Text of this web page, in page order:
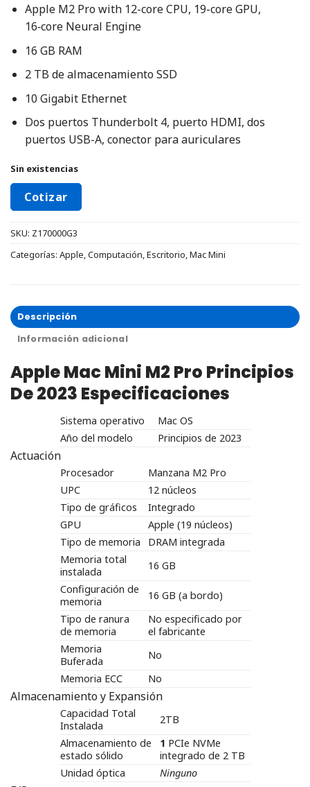
Apple M2 Pro with 12-core CPU, 19-core GPU,
16‑core Neural Engine
16 GB RAM
2 TB de almacenamiento SSD
10 Gigabit Ethernet
Dos puertos Thunderbolt 4, puerto HDMI, dos
puertos USB-A, conector para auriculares
Sin existencias
Cotizar
SKU: Z170000G3
Categorías: Apple,Computación,Escritorio,Mac Mini
Descripción
Información adicional
Apple Mac Mini M2 Pro Principios
De 2023 Especificaciones
Sistema operativo
Mac OS
Año del modelo
Principios de 2023
Actuación
Procesador
Manzana M2 Pro
UPC
12 núcleos
Tipo de gráficos
Integrado
GPU
Apple (19 núcleos)
Tipo de memoria
DRAM integrada
Memoria total
instalada
16 GB
Configuración de
memoria
16 GB (a bordo)
Tipo de ranura
de memoria
No especificado por
el fabricante
Memoria
Buferada
No
Memoria ECC
No
Almacenamiento y Expansión
Capacidad Total
Instalada
2TB
Almacenamiento de
estado sólido
1 PCIe NVMe
integrado de 2 TB
Unidad óptica
Ninguno